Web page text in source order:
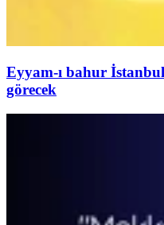
Eyyam-ı bahur
görecek